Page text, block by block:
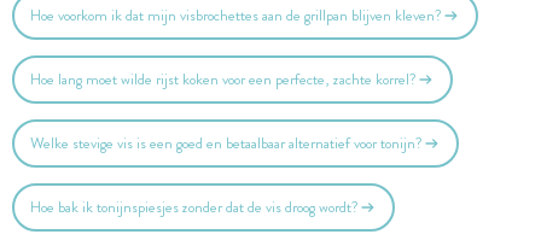
Hoe voorkom ik dat mijn visbrochettes aan de grillpan blijven kleven?
Hoe lang moet wilde rijst koken voor een perfecte, zachte korrel?
Welke stevige vis is een goed en betaalbaar alternatief voor tonijn?
Hoe bak ik tonijnspiesjes zonder dat de vis droog wordt?